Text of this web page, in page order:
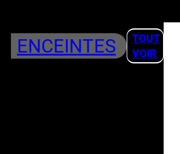
ENCEINTES
TOUT
VOIR